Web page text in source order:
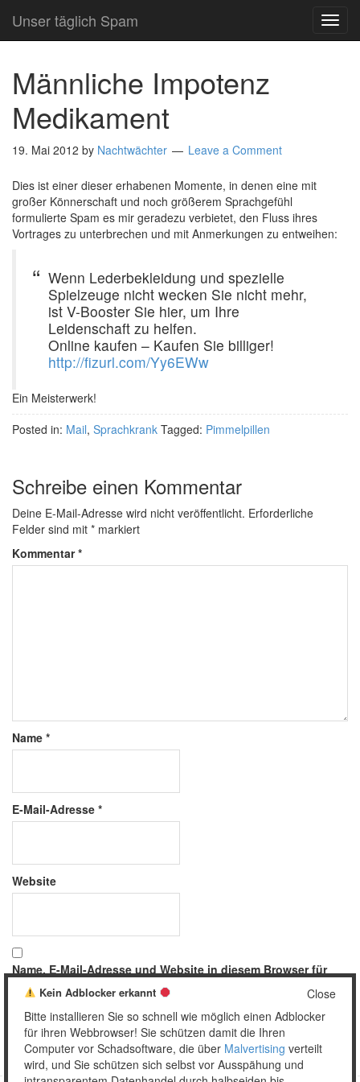
Unser täglich Spam
Männliche Impotenz
Medikament
19. Mai 2012 by Nachtwächter Leave a Comment
Dies ist einer dieser erhabenen Momente, in denen eine mit
großer Könnerschaft und noch größerem Sprachgefühl
formulierte Spam es mir geradezu verbietet, den Fluss ihres
Vortrages zu unterbrechen und mit Anmerkungen zu entweihen:
Wenn Lederbekleidung und spezielle
Spielzeuge nicht wecken Sie nicht mehr,
ist V-Booster Sie hier, um Ihre
Leidenschaft zu helfen.
Online kaufen – Kaufen Sie billiger!
http://fizurl.com/Yy6EWw
Ein Meisterwerk!
Posted in: Mail, Sprachkrank Tagged: Pimmelpillen
Schreibe einen Kommentar
Deine E-Mail-Adresse wird nicht veröffentlicht. Erforderliche
Felder sind mit * markiert
Kommentar*
Name *
E-Mail-Adresse *
Website
Name, E-Mail-Adresse und Website in diesem Browser für
meinen nächsten Kommentar speichern.
Close
Kein Adblocker erkannt
Bitte installieren Sie so schnell wie möglich einen Adblocker
für ihren Webbrowser! Sie schützen damit die Ihren
Computer vor Schadsoftware, die über Malvertising verteilt
wird, und Sie schützen sich selbst vor Ausspähung und